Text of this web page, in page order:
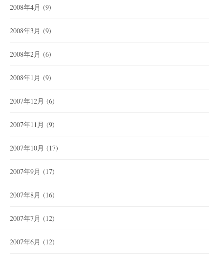
2008年4月 (9)
2008年3月 (9)
2008年2月 (6)
2008年1月 (9)
2007年12月 (6)
2007年11月 (9)
2007年10月 (17)
2007年9月 (17)
2007年8月 (16)
2007年7月 (12)
2007年6月 (12)